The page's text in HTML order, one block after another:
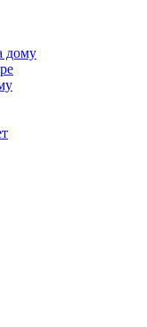
дому